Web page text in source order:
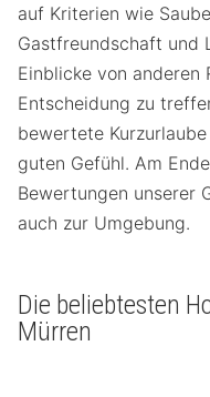
auf Kriterien wie
Gastfreundschaft und
Einblicke von anderen
Entscheidung zu
bewertete
guten Gefühl. Am
Bewertungen unserer
auch zur Umgebung.
Die beliebtesten
Mürren